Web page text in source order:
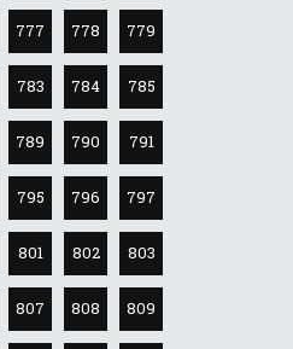
777 778 779
783 784 785
789 790 791
795 796 797
801 802 803
807 808 809